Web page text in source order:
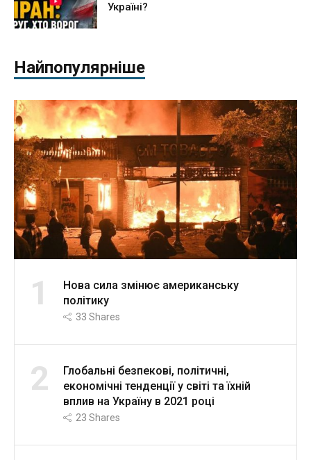
Україні?
Найпопулярніше
1
Нова сила змінює американську
політику
33 Shares
2
Глобальні безпекові, політичні,
економічні тенденції у світі та їхній
вплив на Україну в 2021 році
23 Shares